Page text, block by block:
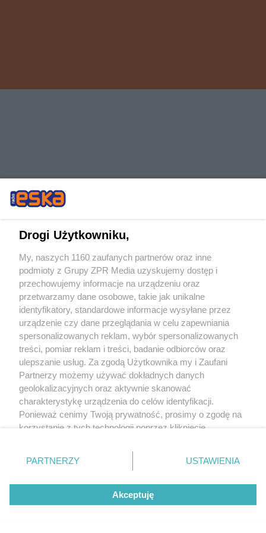
Drogi Użytkowniku,
My, naszych 1160 zaufanych partnerów oraz inne
podmioty z Grupy ZPR Media uzyskujemy dostęp i
przechowujemy informacje na urządzeniu oraz
przetwarzamy dane osobowe, takie jak unikalne
identyfikatory, standardowe informacje wysyłane przez
urządzenie czy dane przeglądania w celu zapewniania
spersonalizowanych reklam, wybór spersonalizowanych
treści, pomiar reklam i treści, badanie odbiorców oraz
ulepszanie usług. Za zgodą Użytkownika my i Zaufani
Partnerzy możemy używać dokładnych danych
geolokalizacyjnych oraz aktywnie skanować
charakterystykę urządzenia do celów identyfikacji.
Ponieważ cenimy Twoją prywatność, prosimy o zgodę na
korzystanie z tych technologii poprzez kliknięcie
zmienić/wycofać klikając przycisk ustawień prywatności
znajdujący się w lewym dolnym rogu strony
rodzaje przetwarzania danych nie wymagają zgody
użytkownika, ale masz prawo sprzeciwić się takiemu
przetwarzaniu. Preferencje będą miały zastosowanie tylko
PARTNERZY USTAWIENIA
Akceptuję